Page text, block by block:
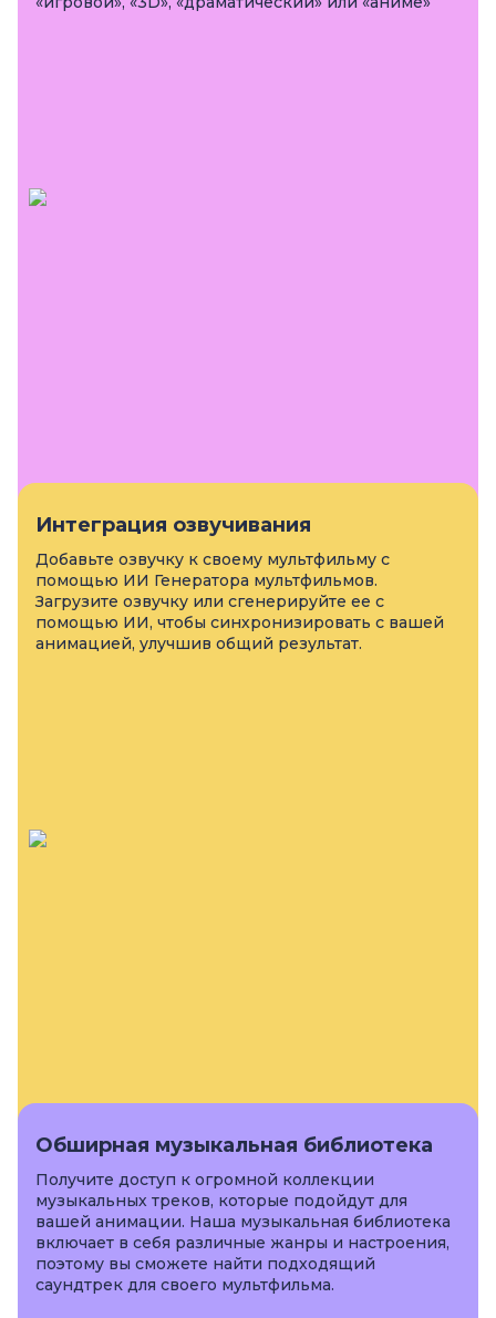
Интеграция озвучивания
Добавьте озвучку к своему мультфильму с
помощью ИИ Генератора мультфильмов.
Загрузите озвучку или сгенерируйте ее с
помощью ИИ, чтобы синхронизировать с вашей
анимацией, улучшив общий результат.
Обширная музыкальная библиотека
Получите доступ к огромной коллекции
музыкальных треков, которые подойдут для
вашей анимации. Наша музыкальная библиотека
включает в себя различные жанры и настроения,
поэтому вы сможете найти подходящий
саундтрек для своего мультфильма.